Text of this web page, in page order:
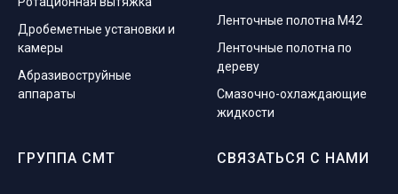
Дробеметные установки и
камеры
Абразивоструйные
аппараты
Ленточные полотна M42
Ленточные полотна по
дереву
Смазочно-охлаждающие
жидкости
ГРУППА СМТ СВЯЗАТЬСЯ С НАМИ